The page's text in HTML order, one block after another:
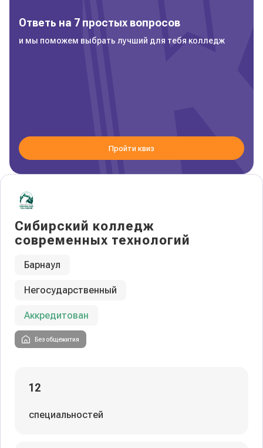
Сибирский колледж
современных технологий
Барнаул
Негосударственный
Аккредитован
Без общежития
12
специальностей
Ответь на 7 простых вопросов
и мы поможем выбрать лучший для тебя колледж
Пройти квиз